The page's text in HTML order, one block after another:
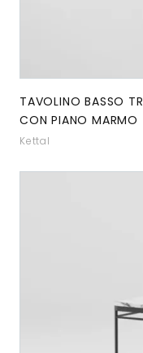
TAVOLINO BASSO
CON PIANO MARMO
Kettal